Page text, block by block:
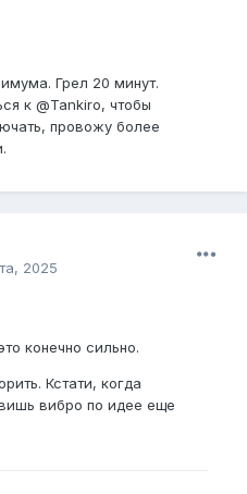
Грел 20 минут.
к @Tankiro, чтобы
провожу более
2025
конечно сильно.
Кстати, когда
вибро по идее еще